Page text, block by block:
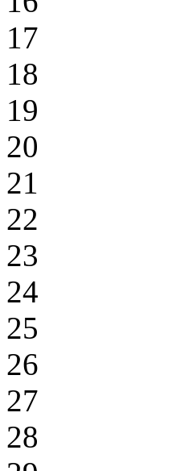
17
18
19
20
21
22
23
24
25
26
27
28